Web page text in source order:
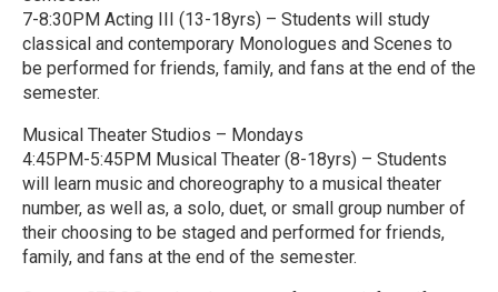
7-8:30PM Acting III (13-18yrs) – Students will study
classical and contemporary Monologues and Scenes to
be performed for friends, family, and fans at the end of the
semester.
Musical Theater Studios – Mondays
4:45PM-5:45PM Musical Theater (8-18yrs) – Students
will learn music and choreography to a musical theater
number, as well as, a solo, duet, or small group number of
their choosing to be staged and performed for friends,
family, and fans at the end of the semester.